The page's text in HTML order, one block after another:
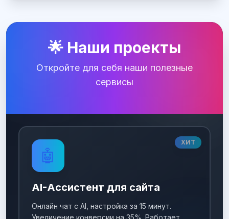
🌟 Наши проекты
Откройте для себя наши полезные
сервисы
ХИТ
🤖
AI-Ассистент для сайта
Онлайн чат с AI, настройка за 15 минут.
Увеличение конверсии на 35%. Работает